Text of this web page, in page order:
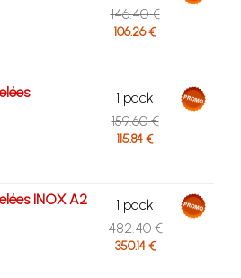
146.40 €
106.26 €
1 pack
159.60 €
115.84 €
INOX A2
1 pack
482.40 €
350.14 €